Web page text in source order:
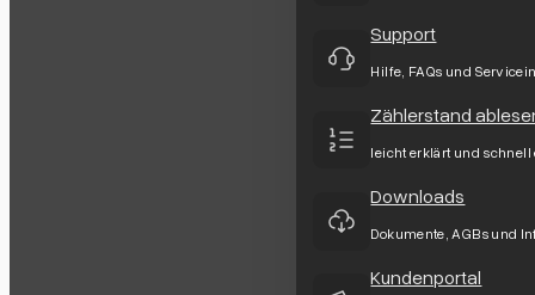
Support
Hilfe, FAQs und
Zählerstand
leicht erklärt und schnell
Downloads
Dokumente, AGBs und
Kundenportal